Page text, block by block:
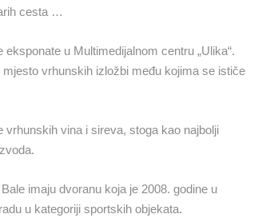
cesta …
u Multimedijalnom centru „Ulika“.
vrhunskih izložbi među kojima se ističe
vina i sireva, stoga kao najbolji
imaju dvoranu koja je 2008. godine u
u kategoriji sportskih objekata.